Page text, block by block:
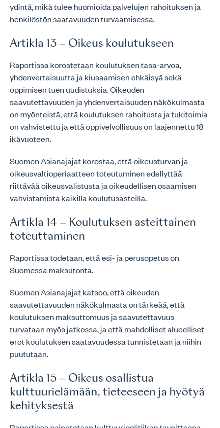
ydintä, mikä tulee huomioida palvelujen rahoituksen ja
henkilöstön saatavuuden turvaamisessa.
Artikla 13 – Oikeus koulutukseen
Raportissa korostetaan koulutuksen tasa-arvoa,
yhdenvertaisuutta ja kiusaamisen ehkäisyä sekä
oppimisen tuen uudistuksia. Oikeuden
saavutettavuuden ja yhdenvertaisuuden näkökulmasta
on myönteistä, että koulutuksen rahoitusta ja tukitoimia
on vahvistettu ja että oppivelvollisuus on laajennettu 18
ikävuoteen.
Suomen Asianajajat korostaa, että oikeusturvan ja
oikeusvaltioperiaatteen toteutuminen edellyttää
riittävää oikeusvalistusta ja oikeudellisen osaamisen
vahvistamista kaikilla koulutusasteilla.
Artikla 14 – Koulutuksen asteittainen
toteuttaminen
Raportissa todetaan, että esi- ja perusopetus on
Suomessa maksutonta.
Suomen Asianajajat katsoo, että oikeuden
saavutettavuuden näkökulmasta on tärkeää, että
koulutuksen maksuttomuus ja saavutettavuus
turvataan myös jatkossa, ja että mahdolliset alueelliset
erot koulutuksen saatavuudessa tunnistetaan ja niihin
puututaan.
Artikla 15 – Oikeus osallistua
kulttuurielämään, tieteeseen ja hyötyä
kehityksestä